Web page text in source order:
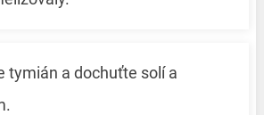
tymián a dochuťte solí a